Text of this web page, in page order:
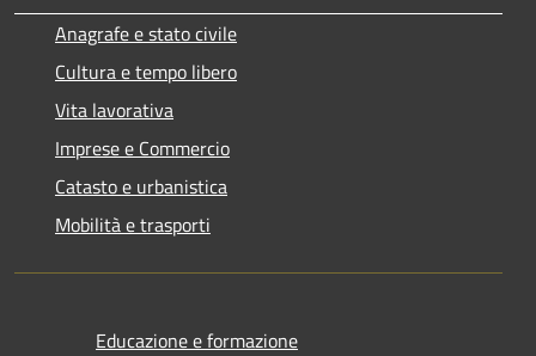
Anagrafe e stato civile
Cultura e tempo libero
Vita lavorativa
Imprese e Commercio
Catasto e urbanistica
Mobilità e trasporti
Educazione e formazione